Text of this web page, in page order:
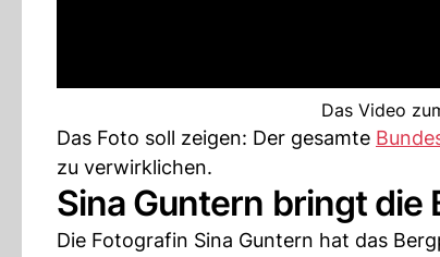
Das Video
Das Foto soll zeigen: Der gesamte
zu verwirklichen.
Sina Guntern bringt die
Die Fotografin Sina Guntern hat das